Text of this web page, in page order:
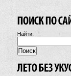
Найти: